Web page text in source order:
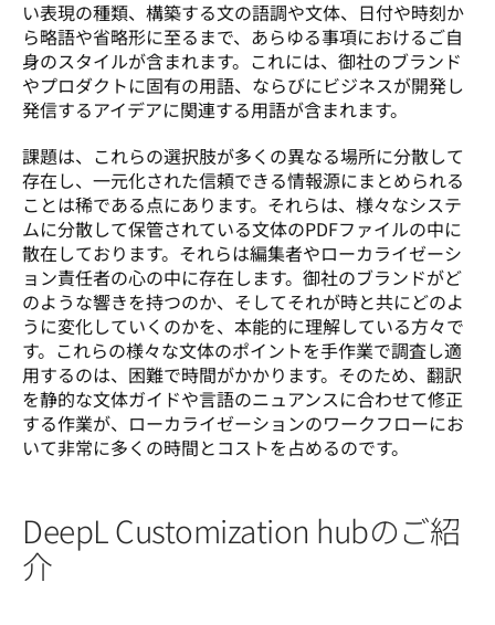
い表現の種類、構築する文の語調や文体、日付や時刻か
ら略語や省略形に至るまで、あらゆる事項におけるご自
身のスタイルが含まれます。これには、御社のブランド
やプロダクトに固有の用語、ならびにビジネスが開発し
発信するアイデアに関連する用語が含まれます。
課題は、これらの選択肢が多くの異なる場所に分散して
存在し、一元化された信頼できる情報源にまとめられる
ことは稀である点にあります。それらは、様々なシステ
ムに分散して保管されている文体のPDFファイルの中に
散在しております。それらは編集者やローカライゼーシ
ョン責任者の心の中に存在します。御社のブランドがど
のような響きを持つのか、そしてそれが時と共にどのよ
うに変化していくのかを、本能的に理解している方々で
す。これらの様々な文体のポイントを手作業で調査し適
用するのは、困難で時間がかかります。そのため、翻訳
を静的な文体ガイドや言語のニュアンスに合わせて修正
する作業が、ローカライゼーションのワークフローにお
いて非常に多くの時間とコストを占めるのです。
DeepL Customization hubのご紹
介